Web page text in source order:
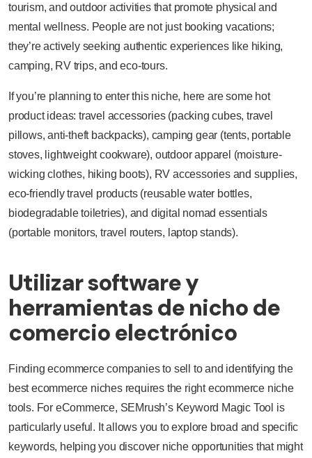
tourism, and outdoor activities that promote physical and
mental wellness. People are not just booking vacations;
they’re actively seeking authentic experiences like hiking,
camping, RV trips, and eco-tours.
If you’re planning to enter this niche, here are some hot
product ideas: travel accessories (packing cubes, travel
pillows, anti-theft backpacks), camping gear (tents, portable
stoves, lightweight cookware), outdoor apparel (moisture-
wicking clothes, hiking boots), RV accessories and supplies,
eco-friendly travel products (reusable water bottles,
biodegradable toiletries), and digital nomad essentials
(portable monitors, travel routers, laptop stands).
Utilizar software y
herramientas de nicho de
comercio electrónico
Finding ecommerce companies to sell to and identifying the
best ecommerce niches requires the right ecommerce niche
tools. For eCommerce, SEMrush’s Keyword Magic Tool is
particularly useful. It allows you to explore broad and specific
keywords, helping you discover niche opportunities that might